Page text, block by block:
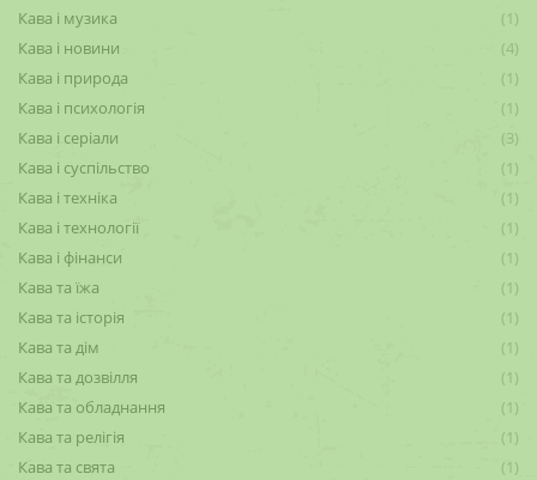
Кава і музика
(1)
Кава і новини
(4)
Кава і природа
(1)
Кава і психологія
(1)
Кава і серіали
(3)
Кава і суспільство
(1)
Кава і техніка
(1)
Кава і технології
(1)
Кава і фінанси
(1)
Кава та їжа
(1)
Кава та історія
(1)
Кава та дім
(1)
Кава та дозвілля
(1)
Кава та обладнання
(1)
Кава та релігія
(1)
Кава та свята
(1)